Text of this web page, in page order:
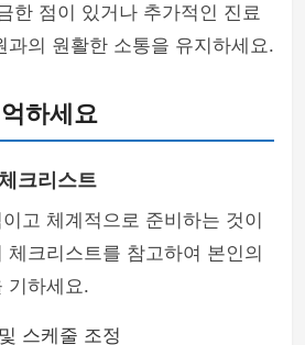
한 점이 있거나 추가적인 진료
과의 원활한 소통을 유지하세요.
하세요
크리스트
고 체계적으로 준비하는 것이
체크리스트를 참고하여 본인의
기하세요.
스케줄 조정